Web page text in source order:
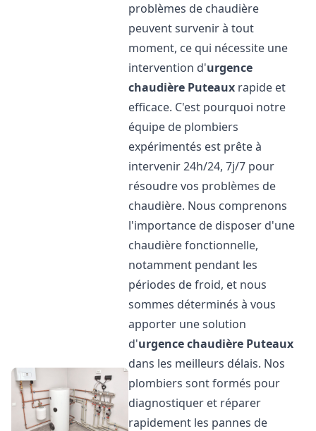
problèmes de chaudière
peuvent survenir à tout
moment, ce qui nécessite une
intervention d'urgence
chaudière Puteaux rapide et
efficace. C'est pourquoi notre
équipe de plombiers
expérimentés est prête à
intervenir 24h/24, 7j/7 pour
résoudre vos problèmes de
chaudière. Nous comprenons
l'importance de disposer d'une
chaudière fonctionnelle,
notamment pendant les
périodes de froid, et nous
sommes déterminés à vous
apporter une solution
d'urgence chaudière Puteaux
dans les meilleurs délais. Nos
plombiers sont formés pour
diagnostiquer et réparer
rapidement les pannes de